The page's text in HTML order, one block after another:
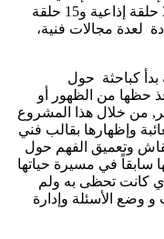
وبودكاست منذ سنتين، أنتجت أكثر من 30 حلقة إذاعية و15 حلقة
لعدة مجالات فنية،
كباحثة حول
حظها من الظهور أو
من خلال هذا المشروع
وإظهارها بقالب فني
وتعميق الفهم حول
سابقاً في مسيرة حياتها
كانت تحظى به ولم
وضع الأسئلة وإدارة